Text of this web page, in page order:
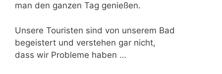
man den ganzen Tag genießen.
Unsere Touristen sind von unserem Bad
begeistert und verstehen gar nicht,
dass wir Probleme haben …